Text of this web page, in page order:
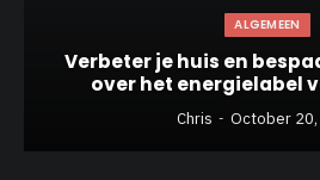
ALGEMEEN
Verbeter je huis en
over het energielabel
Chris October 20,